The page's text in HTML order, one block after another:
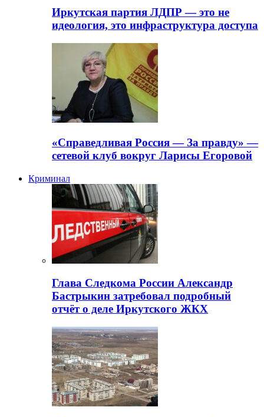
Иркутская партия ЛДПР — это не
идеология, это инфраструктура доступа
«Справедливая Россия — За правду» —
сетевой клуб вокруг Ларисы Егоровой
Криминал
Глава Следкома России Александр
Бастрыкин затребовал подробный
отчёт о деле Иркутского ЖКХ